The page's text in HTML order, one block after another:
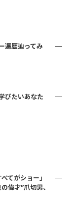
遍歴辿ってみ
びたいあなた
てがショー」
偉才”爪切男、